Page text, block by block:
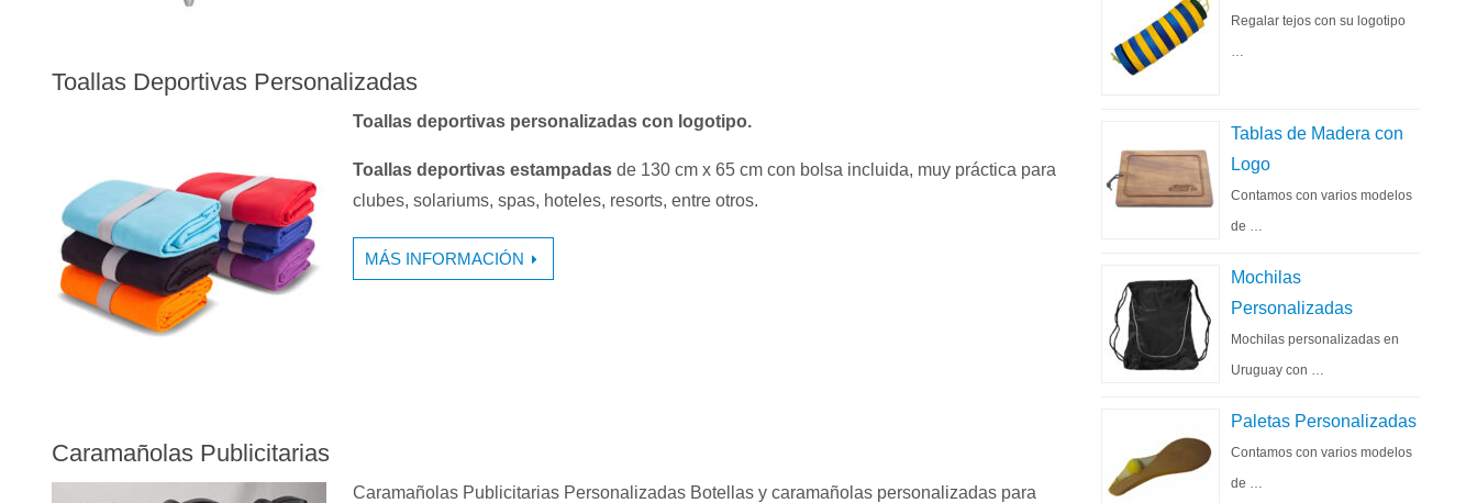
Toallas Deportivas Personalizadas
Toallas deportivas personalizadas con logotipo.
Toallas deportivas estampadas de 130 cm x 65 cm con bolsa incluida, muy práctica para
clubes, solariums, spas, hoteles, resorts, entre otros.
MÁS INFORMACIÓN
Caramañolas Publicitarias
Caramañolas Publicitarias Personalizadas Botellas y caramañolas personalizadas para
Regalar tejos con su logotipo
…
Tablas de Madera con
Logo
Contamos con varios modelos
de …
Mochilas
Personalizadas
Mochilas personalizadas en
Uruguay con …
Paletas Personalizadas
Contamos con varios modelos
de …